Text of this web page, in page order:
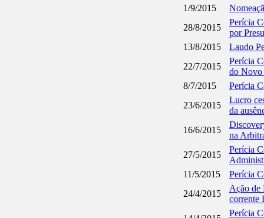
1/9/2015
28/8/2015
Perícia
por
13/8/2015
Laudo
22/7/2015
Perícia
do Novo
8/7/2015
Perícia
23/6/2015
Lucro
da
16/6/2015
na
27/5/2015
Perícia
11/5/2015
Perícia
24/4/2015
Ação de
corrente
Perícia